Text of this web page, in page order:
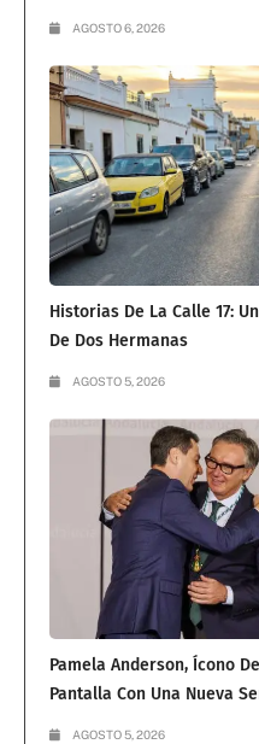
AGOSTO 6, 2026
Historias De La Calle 17:
De Dos Hermanas
AGOSTO 5, 2026
Pamela Anderson, Ícono
Pantalla Con Una Nueva
AGOSTO 5, 2026